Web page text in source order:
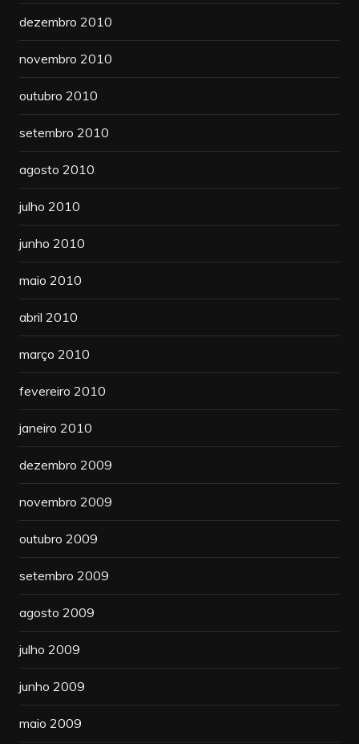
dezembro 2010
novembro 2010
outubro 2010
setembro 2010
agosto 2010
julho 2010
junho 2010
maio 2010
abril 2010
março 2010
fevereiro 2010
janeiro 2010
dezembro 2009
novembro 2009
outubro 2009
setembro 2009
agosto 2009
julho 2009
junho 2009
maio 2009